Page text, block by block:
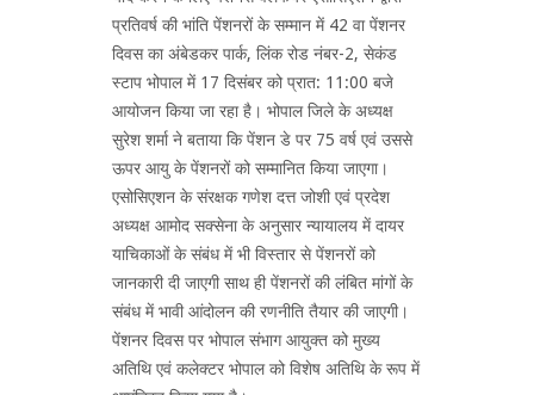
प्रतिवर्ष की भांति पेंशनरों के सम्मान में 42 वा पेंशनर
दिवस का अंबेडकर पार्क, लिंक रोड नंबर-2, सेकंड
स्टाप भोपाल में 17 दिसंबर को प्रात: 11:00 बजे
आयोजन किया जा रहा है। भोपाल जिले के अध्यक्ष
सुरेश शर्मा ने बताया कि पेंशन डे पर 75 वर्ष एवं उससे
ऊपर आयु के पेंशनरों को सम्मानित किया जाएगा।
एसोसिएशन के संरक्षक गणेश दत्त जोशी एवं प्रदेश
अध्यक्ष आमोद सक्सेना के अनुसार न्यायालय में दायर
याचिकाओं के संबंध में भी विस्तार से पेंशनरों को
जानकारी दी जाएगी साथ ही पेंशनरों की लंबित मांगों के
संबंध में भावी आंदोलन की रणनीति तैयार की जाएगी।
पेंशनर दिवस पर भोपाल संभाग आयुक्त को मुख्य
अतिथि एवं कलेक्टर भोपाल को विशेष अतिथि के रूप में